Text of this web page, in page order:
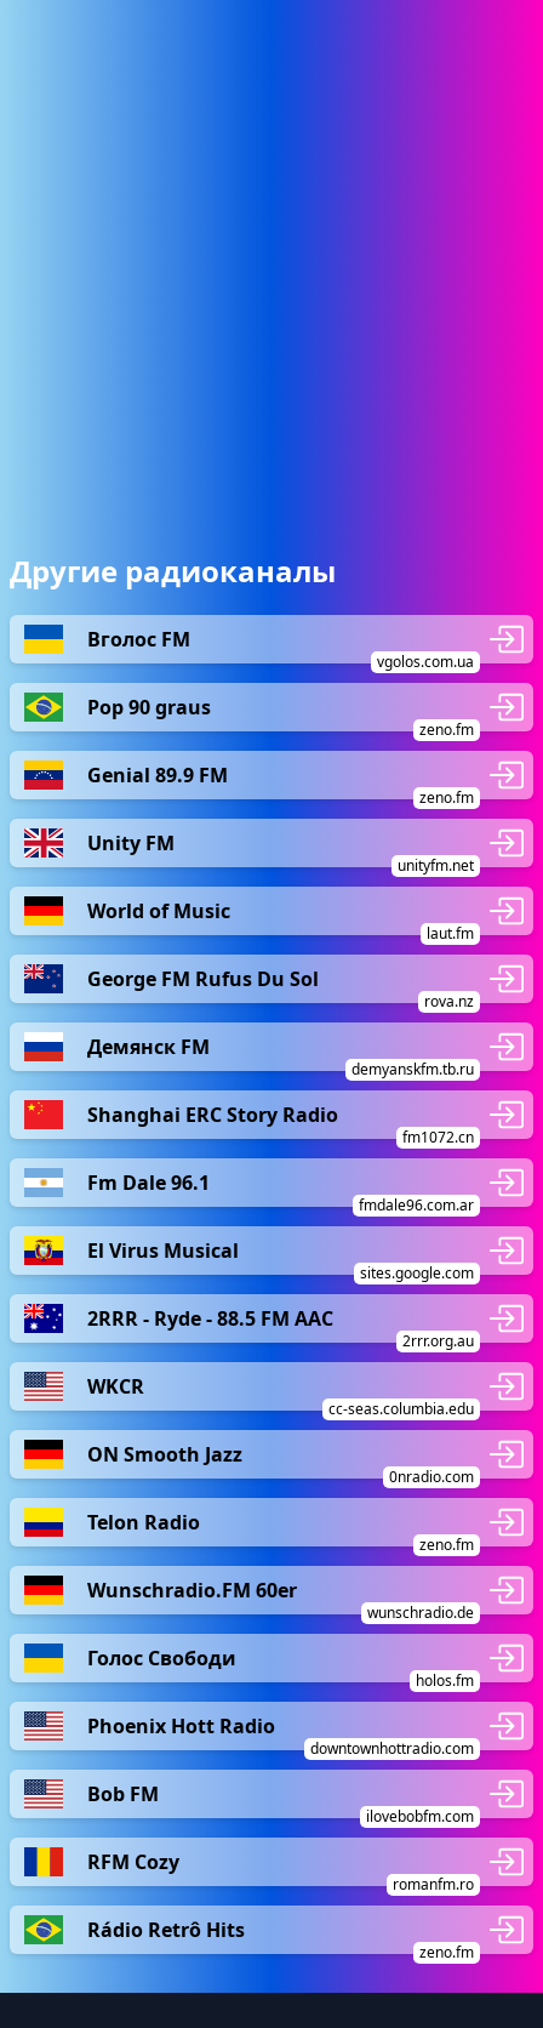
Другие радиоканалы
Вголос FM
vgolos.com.ua
Pop 90 graus
zeno.fm
Genial 89.9 FM
zeno.fm
Unity FM
unityfm.net
World of Music
laut.fm
George FM Rufus Du Sol
rova.nz
Демянск FM
demyanskfm.tb.ru
Shanghai ERC Story Radio
fm1072.cn
Fm Dale 96.1
fmdale96.com.ar
El Virus Musical
sites.google.com
2RRR - Ryde - 88.5 FM AAC
2rrr.org.au
WKCR
cc-seas.columbia.edu
ON Smooth Jazz
0nradio.com
Telon Radio
zeno.fm
Wunschradio.FM 60er
wunschradio.de
Голос Свободи
holos.fm
Phoenix Hott Radio
downtownhottradio.com
Bob FM
ilovebobfm.com
RFM Cozy
romanfm.ro
Rádio Retrô Hits
zeno.fm